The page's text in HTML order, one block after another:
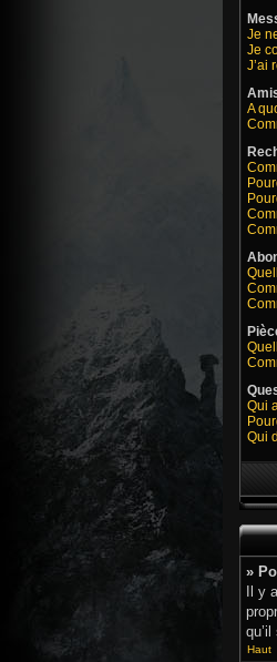
Je
Je
J’ai
A
Qui
Qui
»
Il y
Haut